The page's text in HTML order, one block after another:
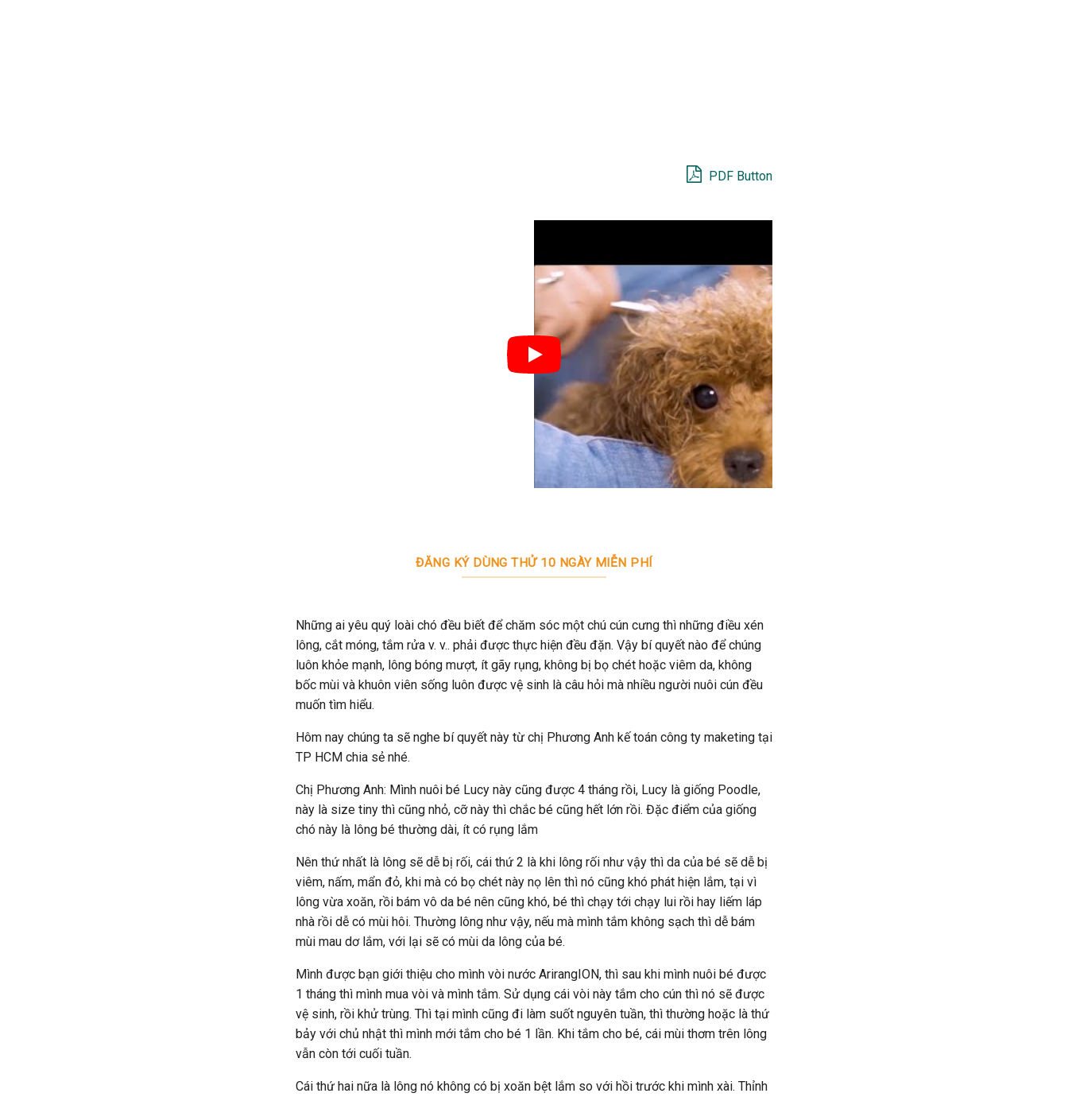
PDF Button
ĐĂNG KÝ DÙNG THỬ 10 NGÀY MIỄN PHÍ
Những ai yêu quý loài chó đều biết để chăm sóc một chú cún cưng thì những điều xén
lông, cắt móng, tắm rửa v. v.. phải được thực hiện đều đặn. Vậy bí quyết nào để chúng
luôn khỏe mạnh, lông bóng mượt, ít gãy rụng, không bị bọ chét hoặc viêm da, không
bốc mùi và khuôn viên sống luôn được vệ sinh là câu hỏi mà nhiều người nuôi cún đều
muốn tìm hiểu.
Hôm nay chúng ta sẽ nghe bí quyết này từ chị Phương Anh kế toán công ty maketing tại
TP HCM chia sẻ nhé.
Chị Phương Anh: Mình nuôi bé Lucy này cũng được 4 tháng rồi, Lucy là giống Poodle,
này là size tiny thì cũng nhỏ, cỡ này thì chắc bé cũng hết lớn rồi. Đặc điểm của giống
chó này là lông bé thường dài, ít có rụng lắm
Nên thứ nhất là lông sẽ dễ bị rối, cái thứ 2 là khi lông rối như vậy thì da của bé sẽ dễ bị
viêm, nấm, mẩn đỏ, khi mà có bọ chét này nọ lên thì nó cũng khó phát hiện lắm, tại vì
lông vừa xoăn, rồi bám vô da bé nên cũng khó, bé thì chạy tới chạy lui rồi hay liếm láp
nhà rồi dễ có mùi hôi. Thường lông như vậy, nếu mà mình tắm không sạch thì dễ bám
mùi mau dơ lắm, với lại sẽ có mùi da lông của bé.
Mình được bạn giới thiệu cho mình vòi nước ArirangION, thì sau khi mình nuôi bé được
1 tháng thì mình mua vòi và mình tắm. Sử dụng cái vòi này tắm cho cún thì nó sẽ được
vệ sinh, rồi khử trùng. Thì tại mình cũng đi làm suốt nguyên tuần, thì thường hoặc là thứ
bảy với chủ nhật thì mình mới tắm cho bé 1 lần. Khi tắm cho bé, cái mùi thơm trên lông
vẫn còn tới cuối tuần.
Cái thứ hai nữa là lông nó không có bị xoăn bệt lắm so với hồi trước khi mình xài. Thỉnh